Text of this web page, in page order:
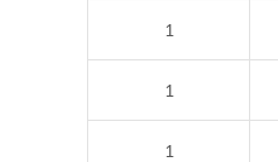
1
1
1